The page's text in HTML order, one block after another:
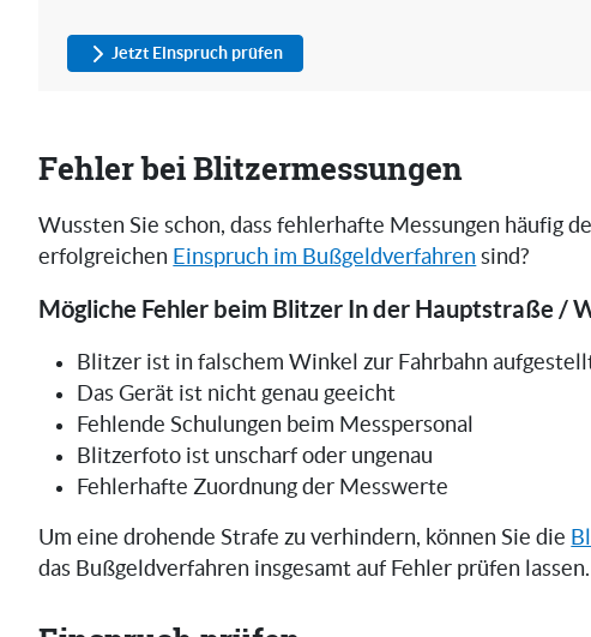
Jetzt Einspruch prüfen
Fehler bei Blitzermessungen
Wussten Sie schon, dass fehlerhafte Messungen häufig
erfolgreichen Einspruch im Bußgeldverfahren sind?
Mögliche Fehler beim Blitzer In der Hauptstraße /
Blitzer ist in falschem Winkel zur Fahrbahn
Das Gerät ist nicht genau geeicht
Fehlende Schulungen beim Messpersonal
Blitzerfoto ist unscharf oder ungenau
Fehlerhafte Zuordnung der Messwerte
Um eine drohende Strafe zu verhindern, können Sie die
das Bußgeldverfahren insgesamt auf Fehler prüfen lassen.